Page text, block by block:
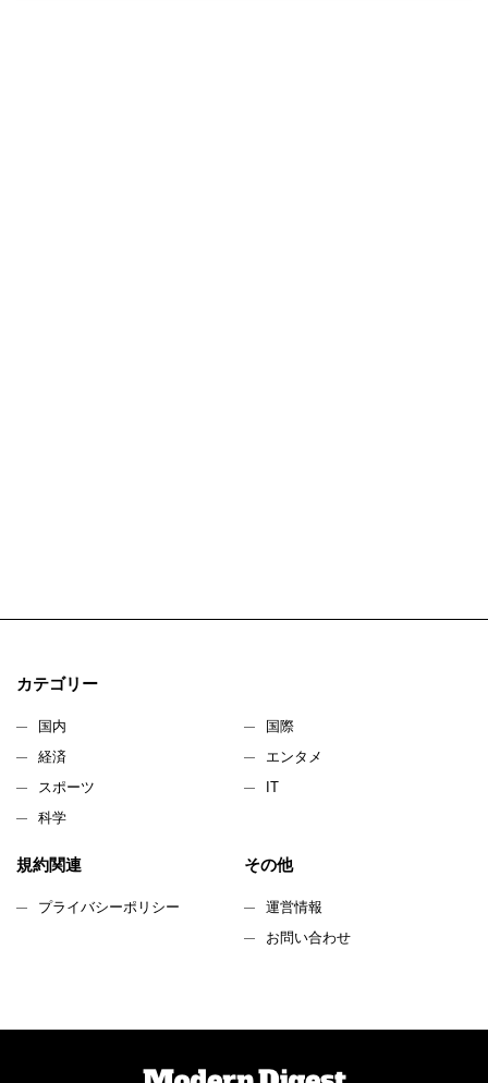
カテゴリー
国内
国際
経済
エンタメ
スポーツ
IT
科学
規約関連
プライバシーポリシー
その他
運営情報
お問い合わせ